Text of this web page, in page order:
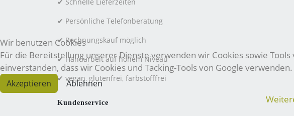
✔ Persönliche Telefonberatung
✔ Rechnungskauf möglich
✔ Handarbeit auf hohem Niveau
✔ vegan, glutenfrei, farbstofffrei
Kundenservice
Wir benutzen Cookies
Für die Bereitstellung unserer Dienste verwenden wir Cookies sowie
einverstanden, dass wir Cookies und Tacking-Tools von Google verwenden.
Akzeptieren Ablehnen